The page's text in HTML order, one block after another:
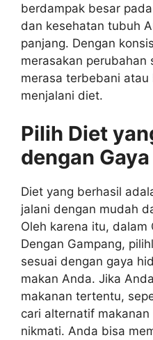
berdampak besar
dan kesehatan tubuh
panjang. Dengan
merasakan perubahan
merasa terbebani atau
menjalani diet.
Pilih Diet
dengan
Diet yang berhasil
jalani dengan mudah
Oleh karena itu, dalam
Dengan Gampang,
sesuai dengan gaya
makan Anda. Jika
makanan tertentu,
cari alternatif
nikmati. Anda bisa